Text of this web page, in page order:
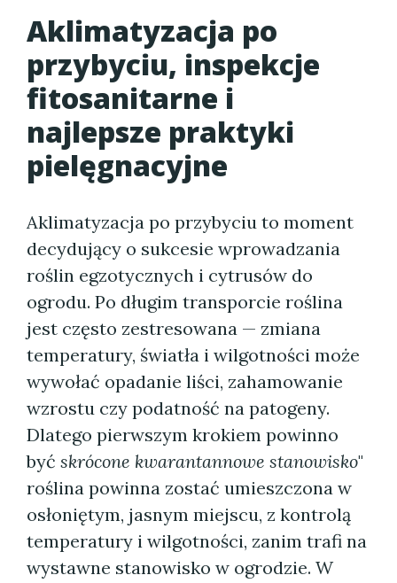
Aklimatyzacja po
przybyciu, inspekcje
fitosanitarne i
najlepsze praktyki
pielęgnacyjne
Aklimatyzacja po przybyciu to moment
decydujący o sukcesie wprowadzania
roślin egzotycznych i cytrusów do
ogrodu. Po długim transporcie roślina
jest często zestresowana — zmiana
temperatury, światła i wilgotności może
wywołać opadanie liści, zahamowanie
wzrostu czy podatność na patogeny.
Dlatego pierwszym krokiem powinno
być skrócone kwarantannowe stanowisko"
roślina powinna zostać umieszczona w
osłoniętym, jasnym miejscu, z kontrolą
temperatury i wilgotności, zanim trafi na
wystawne stanowisko w ogrodzie. W